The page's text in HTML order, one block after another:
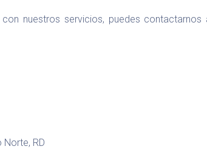
nuestros servicios, puedes
Norte, RD